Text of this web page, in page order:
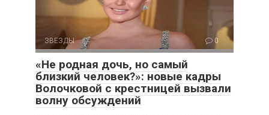
ЗВЕЗДЫ 0
«Не родная дочь, но самый
близкий человек?»: новые кадры
Волочковой с крестницей вызвали
волну обсуждений